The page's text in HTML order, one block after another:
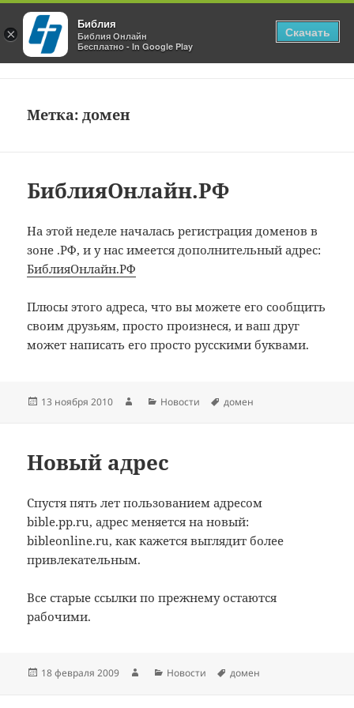
Блог Библия Онлайн
МЕНЮ
Метка:домен
БиблияОнлайн.РФ
На этой неделе началась регистрация доменов в
зоне .РФ, и у нас имеется дополнительный адрес:
БиблияОнлайн.РФ
Плюсы этого адреса, что вы можете его сообщить
своим друзьям, просто произнеся, и ваш друг
может написать его просто русскими буквами.
Опубликовано
13 ноября 2010 АвторРубрики
Новости Метки
домен
Новый адрес
Спустя пять лет пользованием адресом
bible.pp.ru, адрес меняется на новый:
bibleonline.ru, как кажется выглядит более
привлекательным.
Все старые ссылки по прежнему остаются
рабочими.
Опубликовано
18 февраля 2009 АвторРубрики
Новости Метки
домен
×
Библия
Библия Онлайн
Бесплатно - In Google Play
Скачать